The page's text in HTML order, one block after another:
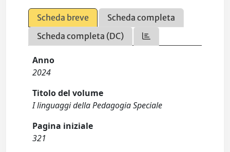
Scheda breve
Scheda completa
Scheda completa (DC)
Anno
2024
Titolo del volume
I linguaggi della Pedagogia Speciale
Pagina iniziale
321